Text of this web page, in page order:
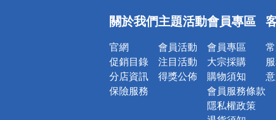
詐騙網頁！
關於我們
官網
促銷目錄
分店資訊
保險服務
主題活動
會員活動
注目活動
得獎公佈
會員專區
會員專區
大宗採購
購物須知
會員服務條款
隱私權政策